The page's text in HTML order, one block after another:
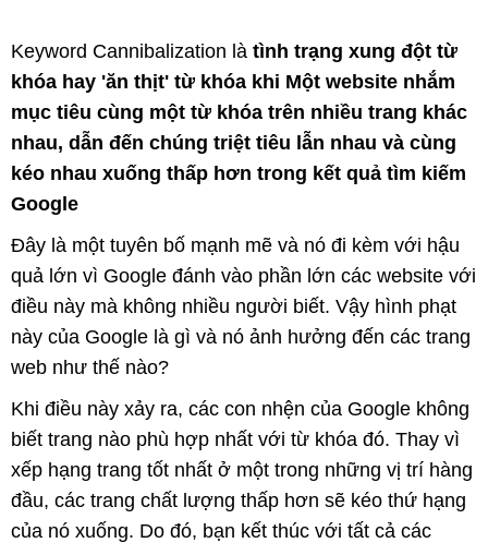
Keyword Cannibalization là tình trạng xung đột từ
khóa hay 'ăn thịt' từ khóa khi Một website nhắm
mục tiêu cùng một từ khóa trên nhiều trang khác
nhau, dẫn đến chúng triệt tiêu lẫn nhau và cùng
kéo nhau xuống thấp hơn trong kết quả tìm kiếm
Google
Đây là một tuyên bố mạnh mẽ và nó đi kèm với hậu
quả lớn vì Google đánh vào phần lớn các website với
điều này mà không nhiều người biết. Vậy hình phạt
này của Google là gì và nó ảnh hưởng đến các trang
web như thế nào?
Khi điều này xảy ra, các con nhện của Google không
biết trang nào phù hợp nhất với từ khóa đó. Thay vì
xếp hạng trang tốt nhất ở một trong những vị trí hàng
đầu, các trang chất lượng thấp hơn sẽ kéo thứ hạng
của nó xuống. Do đó, bạn kết thúc với tất cả các